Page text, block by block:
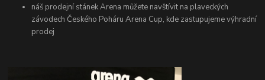
náš prodejní stánek Arena můžete navštívit na plaveckých
závodech Českého Poháru Arena Cup, kde zastupujeme výhradní
prodej